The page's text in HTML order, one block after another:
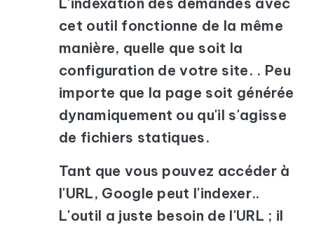
cet outil fonctionne de la même
manière, quelle que soit la
configuration de votre site. . Peu
importe que la page soit générée
dynamiquement ou qu'il s'agisse
de fichiers statiques.
Tant que vous pouvez accéder à
l'URL, Google peut l'indexer..
L'outil a juste besoin de l'URL ; il